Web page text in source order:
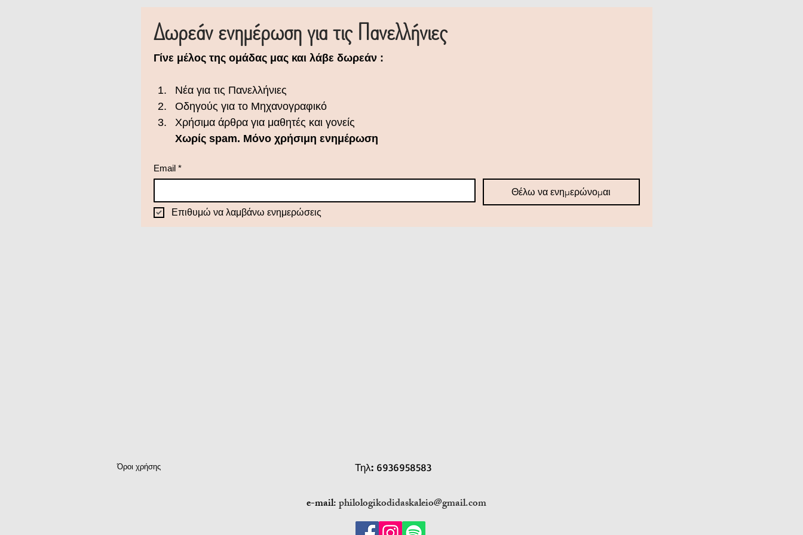
Δωρεάν ενημέρωση για τις Πανελλήνιες
Γίνε μέλος της ομάδας μας και λάβε δωρεάν :
Νέα για τις Πανελλήνιες
Οδηγούς για το Μηχανογραφικό
Χρήσιμα άρθρα για μαθητές και γονείς
Email *
Θέλω να ενημερώνομαι
Επιθυμώ να λαμβάνω ενημερώσεις
Όροι χρήσης Τηλ: 6936958583
e-mail:philologikodidaskaleio@gmail.com